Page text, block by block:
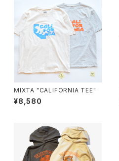
MIXTA "CALIFORNIA TEE"
¥8,580